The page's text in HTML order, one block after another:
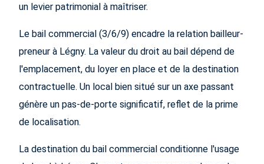
un levier patrimonial à maîtriser.
Le bail commercial (3/6/9) encadre la relation bailleur-
preneur à Légny. La valeur du droit au bail dépend de
l'emplacement, du loyer en place et de la destination
contractuelle. Un local bien situé sur un axe passant
génère un pas-de-porte significatif, reflet de la prime
de localisation.
La destination du bail commercial conditionne l'usage